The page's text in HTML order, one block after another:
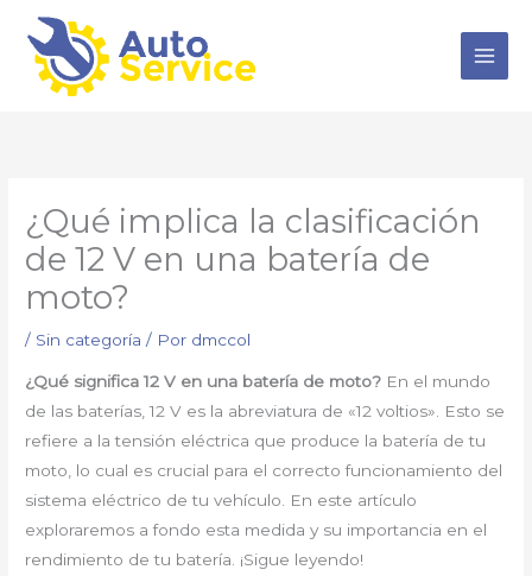
contenido
¿Qué implica la clasificación
de 12 V en una batería de
moto?
/ Sin categoría / Por dmccol
¿Qué significa 12 V en una batería de moto? En el mundo
de las baterías, 12 V es la abreviatura de «12 voltios». Esto se
refiere a la tensión eléctrica que produce la batería de tu
moto, lo cual es crucial para el correcto funcionamiento del
sistema eléctrico de tu vehículo. En este artículo
exploraremos a fondo esta medida y su importancia en el
rendimiento de tu batería. ¡Sigue leyendo!